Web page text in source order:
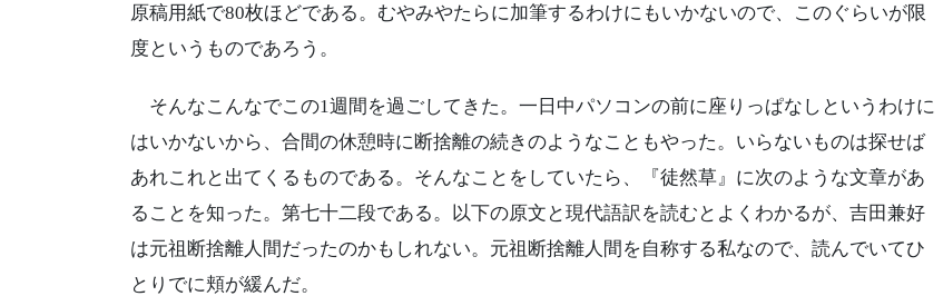
原稿用紙で80枚ほどである。むやみやたらに加筆するわけにもいかないので、このぐらいが限
度というものであろう。
そんなこんなでこの1週間を過ごしてきた。一日中パソコンの前に座りっぱなしというわけに
はいかないから、合間の休憩時に断捨離の続きのようなこともやった。いらないものは探せば
あれこれと出てくるものである。そんなことをしていたら、『徒然草』に次のような文章があ
ることを知った。第七十二段である。以下の原文と現代語訳を読むとよくわかるが、吉田兼好
は元祖断捨離人間だったのかもしれない。元祖断捨離人間を自称する私なので、読んでいてひ
とりでに頬が緩んだ。